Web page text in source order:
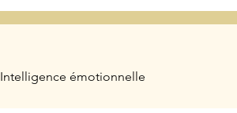
Intelligence émotionnelle